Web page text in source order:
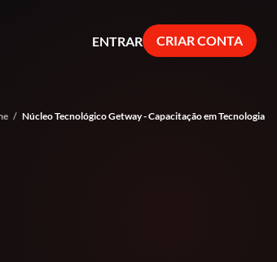
ENTRAR CRIAR CONTA
/ Núcleo Tecnológico Getway - Capacitação em Tecnologia